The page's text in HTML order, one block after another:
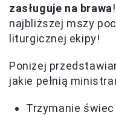
zasługuje na brawa
najbliższej mszy
liturgicznej ekipy!
Poniżej
jakie pełnią
Trzymanie